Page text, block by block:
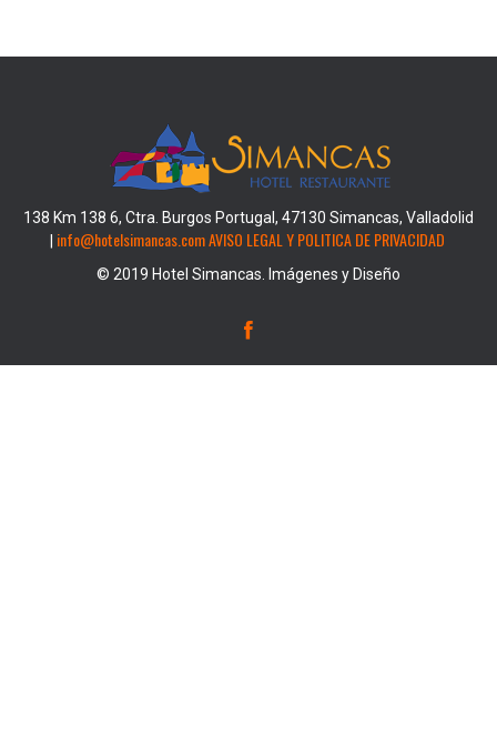
138 Km 138 6, Ctra. Burgos Portugal, 47130 Simancas, Valladolid
info@hotelsimancas.comAVISO LEGAL Y POLITICA DE PRIVACIDAD
© 2019 Hotel Simancas. Imágenes y Diseño